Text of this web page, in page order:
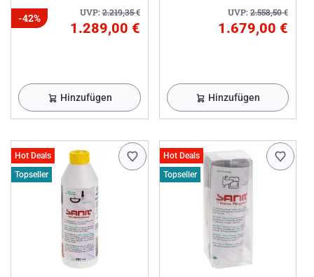
UVP:2.219,35€
-42%
1.289,00 €
Hinzufügen
UVP:2.558,50€
1.679,00 €
Hinzufügen
Hot Deals
Topseller
Hot Deals
Topseller